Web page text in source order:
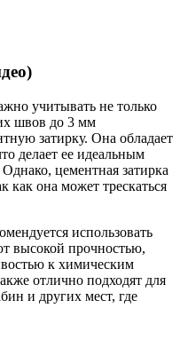
учитывать не только
швов до 3 мм
затирку. Она обладает
делает ее идеальным
цементная затирка
как она может трескаться
использовать
высокой прочностью,
к химическим
отлично подходят для
и других мест, где